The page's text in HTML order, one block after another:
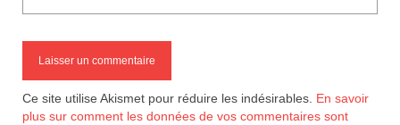
Ce site utilise Akismet pour réduire les indésirables. En savoir
plus sur comment les données de vos commentaires sont